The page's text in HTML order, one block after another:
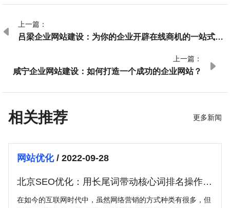

上一篇：
吕梁企业网站建设：为你的企业开辟在线商机的一站式解
上一篇：
咸宁企业网站建设：如何打造一个成功的企业网站？

相关推荐 更多新闻
网站优化/ 2022-09-28
北京SEO优化：用长尾词带动核心词排名操作步
在如今的互联网时代中，虽然网络营销的方式种类有很多，但